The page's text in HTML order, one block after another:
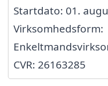
Startdato: 01.
Virksomhedsform:
CVR: 26163285